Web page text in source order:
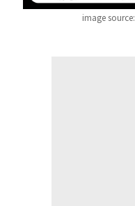
image source: